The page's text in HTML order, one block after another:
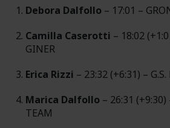
Debora Dalfollo – 17:01 –
Camilla Caserotti – 18:02
GINER
Erica Rizzi – 23:32 (+6:31) –
Marica Dalfollo – 26:31 (+9:30)
TEAM